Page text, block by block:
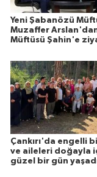
Yeni Şabanözü
Muzaffer Arslan'dan
Müftüsü Şahin'e
Çankırı'da engelli
ve aileleri doğayla
güzel bir gün